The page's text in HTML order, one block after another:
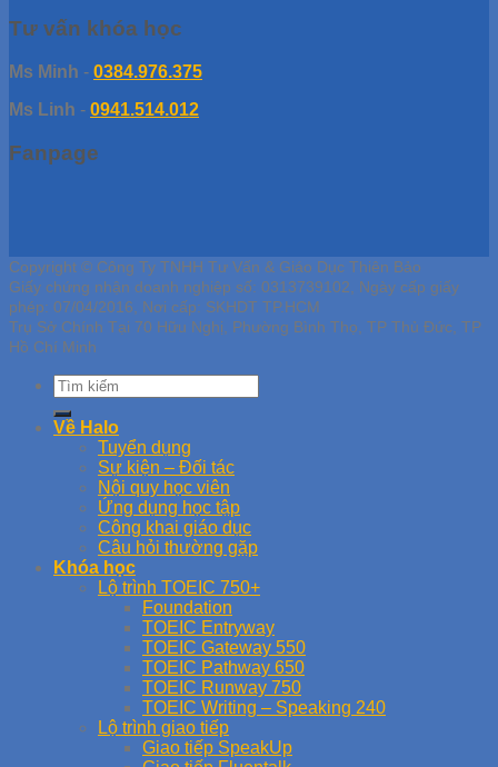
Tư vấn khóa học
Ms Minh - 0384.976.375
Ms Linh - 0941.514.012
Fanpage
Copyright © Công Ty TNHH Tư Vấn & Giáo Dục Thiên Bảo
Giấy chứng nhận doanh nghiệp số: 0313739102, Ngày cấp giấy
phép: 07/04/2016, Nơi cấp: SKHDT TP.HCM
Trụ Sở Chính Tại 70 Hữu Nghị, Phường Bình Thọ, TP Thủ Đức, TP
Hồ Chí Minh
Về Halo
Tuyển dụng
Sự kiện – Đối tác
Nội quy học viên
Ứng dụng học tập
Công khai giáo dục
Câu hỏi thường gặp
Khóa học
Lộ trình TOEIC 750+
Foundation
TOEIC Entryway
TOEIC Gateway 550
TOEIC Pathway 650
TOEIC Runway 750
TOEIC Writing – Speaking 240
Lộ trình giao tiếp
Giao tiếp SpeakUp